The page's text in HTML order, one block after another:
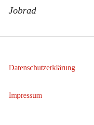
Jobrad
Datenschutzerklärung
Impressum